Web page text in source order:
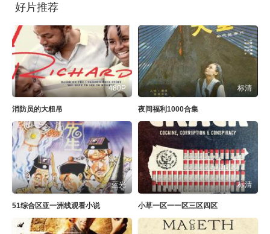
好片推荐
480P
消防员的大粗吊
标清
夜间福利1000合集
蓝光
51综合区亚一洲线观看小说
标清
小草一区一一区三区四区